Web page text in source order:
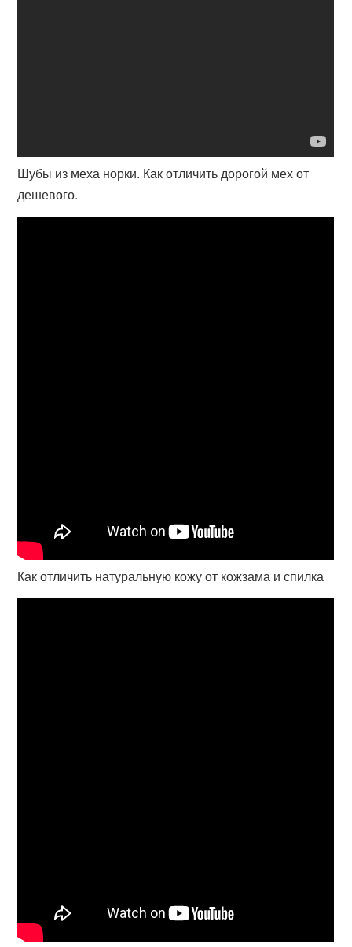
Шубы из меха норки. Как отличить дорогой мех от
дешевого.
Как отличить натуральную кожу от кожзама и спилка